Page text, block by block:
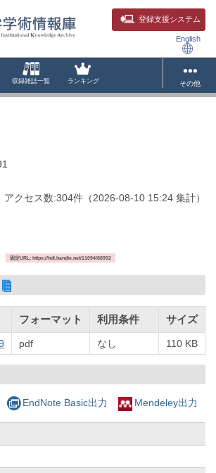
登録支援システム
English
収録雑誌一覧 ランキング その他
アクセス数:304件 （2026-08-10 15:24 集計）
固定URL: https://hdl.handle.net/11094/88992
フォーマット 利用条件 サイズ
pdf なし 110 KB
EndNote Basic出力 Mendeley出力